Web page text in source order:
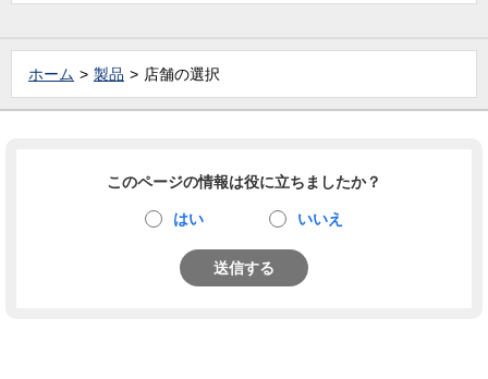
ホーム 製品 店舗の選択
このページの情報は役に立ちましたか？
はい いいえ
送信する